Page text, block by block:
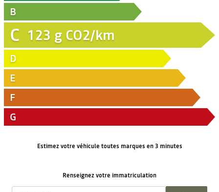
B
C 123 g CO2/km
D
E
F
G
Estimez votre véhicule toutes marques en 3 minutes
Renseignez votre immatriculation